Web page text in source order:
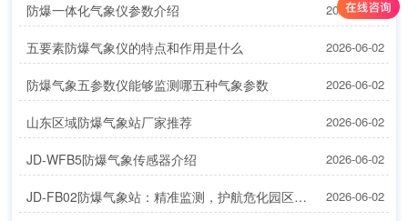
防爆一体化气象仪参数介绍 2026-06-02
五要素防爆气象仪的特点和作用是什么 2026-06-02
防爆气象五参数仪能够监测哪五种气象参数 2026-06-02
山东区域防爆气象站厂家推荐 2026-06-02
JD-WFB5防爆气象传感器介绍 2026-06-02
JD-FB02防爆气象站：精准监测，护航危化园区安全 2026-06-02